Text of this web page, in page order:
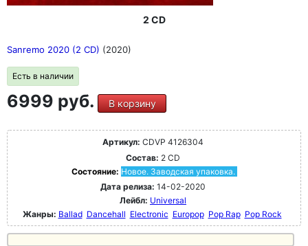
2 CD
Sanremo 2020 (2 CD) (2020)
Есть в наличии
6999 руб. В корзину
Артикул: CDVP 4126304
Состав: 2 CD
Состояние: Новое. Заводская упаковка.
Дата релиза: 14-02-2020
Лейбл: Universal
Жанры: Ballad Dancehall Electronic Europop Pop Rap Pop Rock